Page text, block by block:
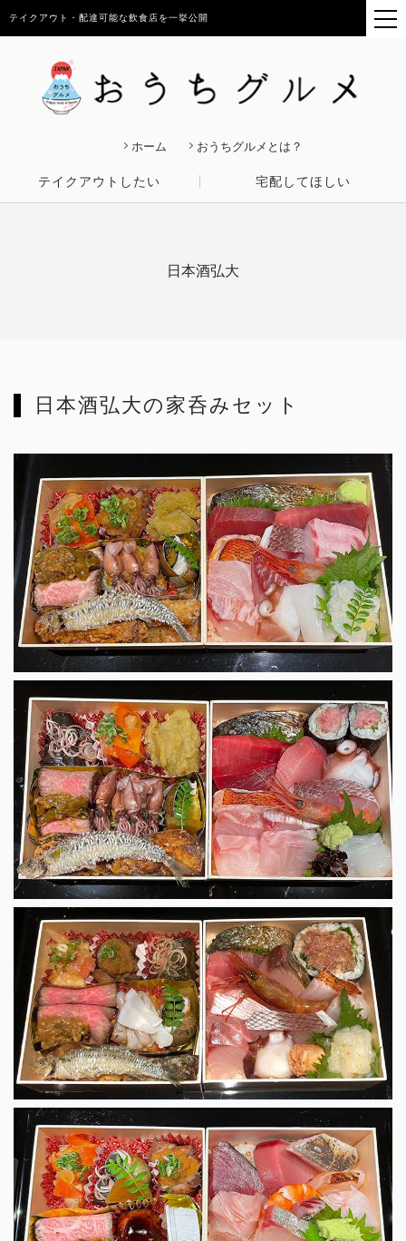
テイクアウト・配達可能な飲食店を一挙公開
ホーム おうちグルメとは？
テイクアウトしたい 宅配してほしい
日本酒弘大
日本酒弘大の家呑みセット